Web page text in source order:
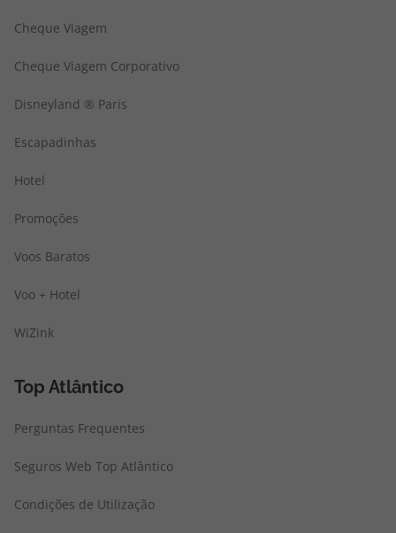
Cheque Viagem
Cheque Viagem Corporativo
Disneyland ® Paris
Escapadinhas
Hotel
Promoções
Voos Baratos
Voo + Hotel
WiZink
Top Atlântico
Perguntas Frequentes
Seguros Web Top Atlântico
Condições de Utilização